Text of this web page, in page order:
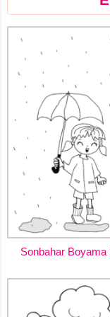
Sonbahar Boyama